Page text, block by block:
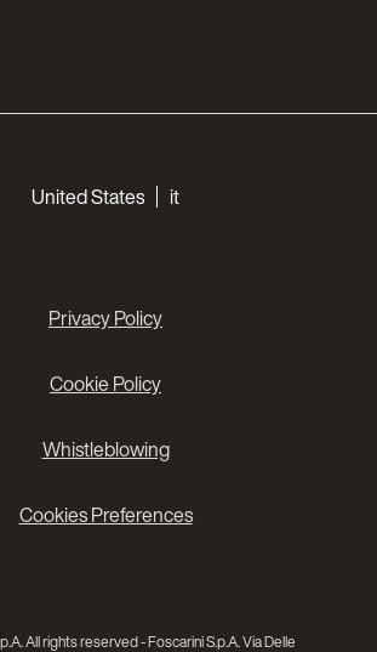
United States it
Privacy Policy
Cookie Policy
Whistleblowing
Cookies Preferences
All rights reserved - Foscarini S.p.A. Via Delle